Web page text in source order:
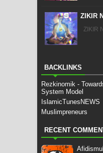
ZIKIR
ZIKIR
BACKLINKS
Rezkinomik -
System Model
IslamicTunesNEWS
Muslimpreneurs
RECENT